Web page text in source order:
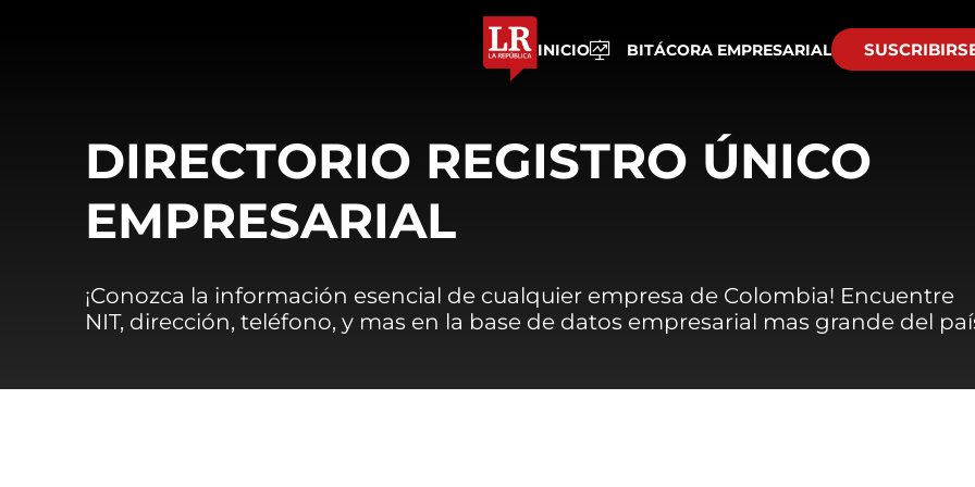
INICIO BITÁCORA EMPRESARIAL
DIRECTORIO REGISTRO ÚNICO
EMPRESARIAL
¡Conozca la información esencial de cualquier empresa de Colombia! Encuentre
NIT, dirección, teléfono, y mas en la base de datos empresarial mas grande del